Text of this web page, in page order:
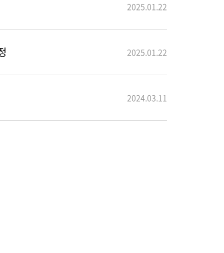
2025.01.22
2025.01.22
2024.03.11